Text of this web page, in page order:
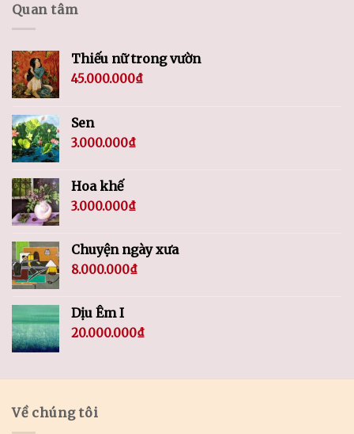
Quan tâm
Thiếu nữ trong vườn
45.000.000₫
Sen
3.000.000₫
Hoa khế
3.000.000₫
Chuyện ngày xưa
8.000.000₫
Dịu Êm I
20.000.000₫
Về chúng tôi